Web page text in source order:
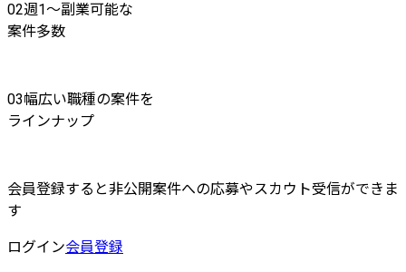
02週1〜副業可能な
案件多数
03幅広い職種の案件を
ラインナップ
会員登録すると非公開案件への応募やスカウト受信ができま
す
ログイン会員登録